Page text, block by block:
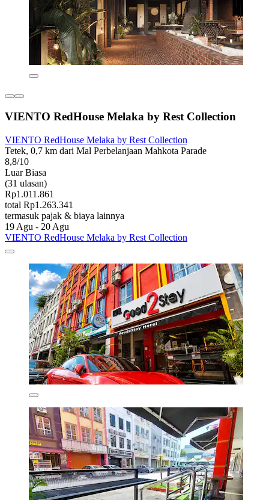
VIENTO RedHouse Melaka by Rest Collection
VIENTO RedHouse Melaka by Rest Collection
Tetek, 0,7 km dari Mal Perbelanjaan Mahkota Parade
8,8/10
Luar Biasa
(31 ulasan)
Rp1.011.861
total Rp1.263.341
termasuk pajak & biaya lainnya
19 Agu - 20 Agu
VIENTO RedHouse Melaka by Rest Collection